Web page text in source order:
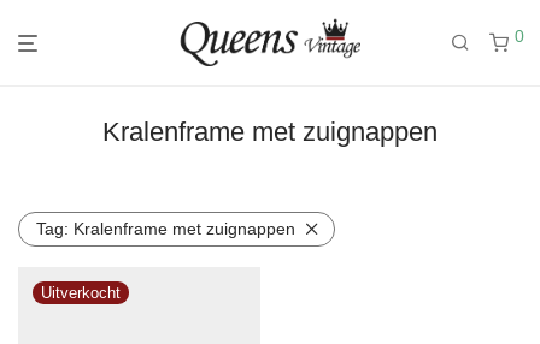
0
Kralenframe met zuignappen
Tag: Kralenframe met zuignappen